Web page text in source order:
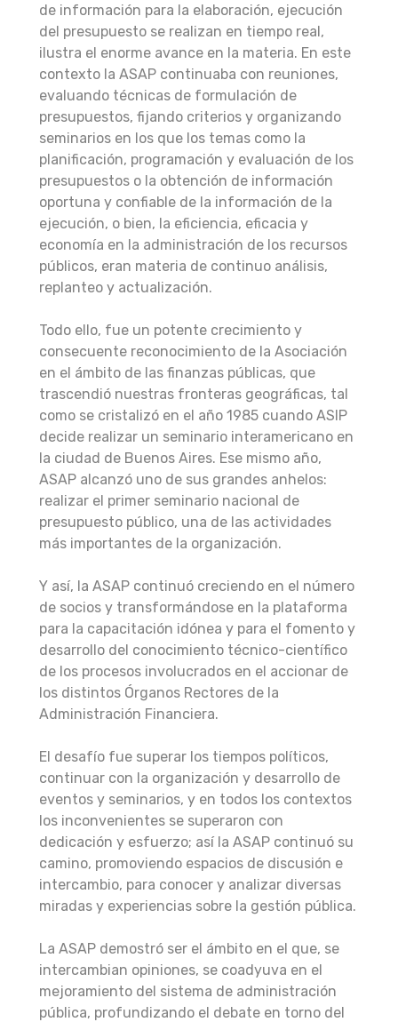
de información para la elaboración, ejecución
del presupuesto se realizan en tiempo real,
ilustra el enorme avance en la materia. En este
contexto la ASAP continuaba con reuniones,
evaluando técnicas de formulación de
presupuestos, fijando criterios y organizando
seminarios en los que los temas como la
planificación, programación y evaluación de los
presupuestos o la obtención de información
oportuna y confiable de la información de la
ejecución, o bien, la eficiencia, eficacia y
economía en la administración de los recursos
públicos, eran materia de continuo análisis,
replanteo y actualización.
Todo ello, fue un potente crecimiento y
consecuente reconocimiento de la Asociación
en el ámbito de las finanzas públicas, que
trascendió nuestras fronteras geográficas, tal
como se cristalizó en el año 1985 cuando ASIP
decide realizar un seminario interamericano en
la ciudad de Buenos Aires. Ese mismo año,
ASAP alcanzó uno de sus grandes anhelos:
realizar el primer seminario nacional de
presupuesto público, una de las actividades
más importantes de la organización.
Y así, la ASAP continuó creciendo en el número
de socios y transformándose en la plataforma
para la capacitación idónea y para el fomento y
desarrollo del conocimiento técnico-científico
de los procesos involucrados en el accionar de
los distintos Órganos Rectores de la
Administración Financiera.
El desafío fue superar los tiempos políticos,
continuar con la organización y desarrollo de
eventos y seminarios, y en todos los contextos
los inconvenientes se superaron con
dedicación y esfuerzo; así la ASAP continuó su
camino, promoviendo espacios de discusión e
intercambio, para conocer y analizar diversas
miradas y experiencias sobre la gestión pública.
La ASAP demostró ser el ámbito en el que, se
intercambian opiniones, se coadyuva en el
mejoramiento del sistema de administración
pública, profundizando el debate en torno del